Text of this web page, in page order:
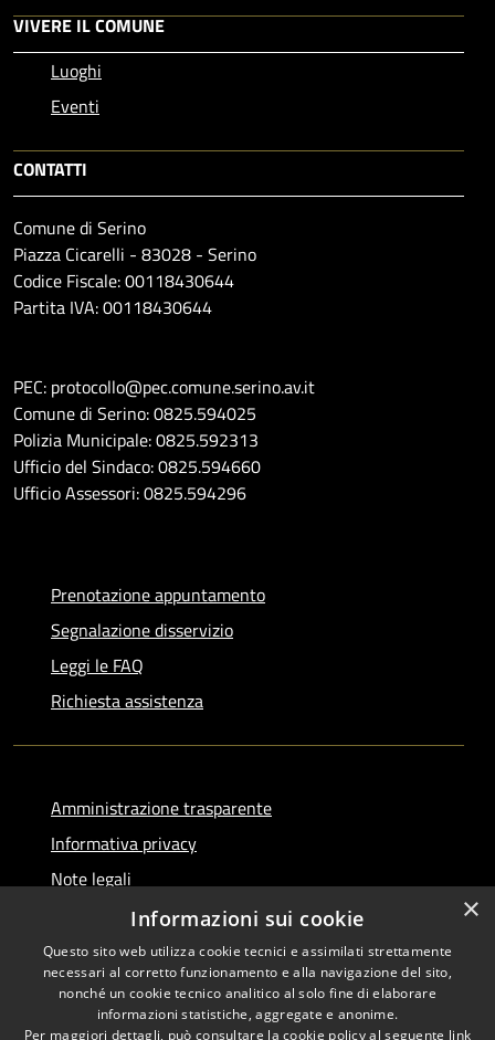
VIVERE IL COMUNE
Luoghi
Eventi
CONTATTI
Comune di Serino
Piazza Cicarelli - 83028 - Serino
Codice Fiscale: 00118430644
Partita IVA: 00118430644
PEC: protocollo@pec.comune.serino.av.it
Comune di Serino: 0825.594025
Polizia Municipale: 0825.592313
Ufficio del Sindaco: 0825.594660
Ufficio Assessori: 0825.594296
Prenotazione appuntamento
Segnalazione disservizio
Leggi le FAQ
Richiesta assistenza
Amministrazione trasparente
Informativa privacy
Note legali
Dichiarazione di accessibilità
RSS
Copyright © 2026 • Comune di
×
Informazioni sui cookie
Questo sito web utilizza cookie tecnici e assimilati strettamente
necessari al corretto funzionamento e alla navigazione del sito,
nonché un cookie tecnico analitico al solo fine di elaborare
informazioni statistiche, aggregate e anonime.
Per maggiori dettagli, può consultare la cookie policy al seguente link